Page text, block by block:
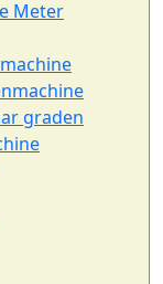
Meter
graden